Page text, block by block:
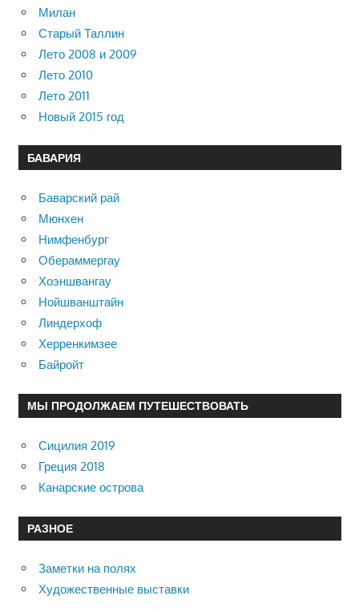
Милан
Старый Таллин
Лето 2008 и 2009
Лето 2010
Лето 2011
Новый 2015 год
БАВАРИЯ
Баварский рай
Мюнхен
Нимфенбург
Обераммергау
Хоэншвангау
Нойшванштайн
Линдерхоф
Херренкимзее
Байройт
МЫ ПРОДОЛЖАЕМ ПУТЕШЕСТВОВАТЬ
Сицилия 2019
Греция 2018
Канарские острова
РАЗНОЕ
Заметки на полях
Художественные выставки